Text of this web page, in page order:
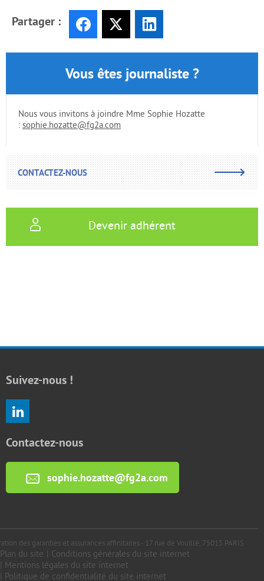
Partager :
Facebook
Vous êtes journaliste ?
Nous vous invitons à joindre Mme Sophie Hozatte
: sophie.hozatte@fg2a.com
CONTACTEZ-NOUS
Devenir adhérent
Suivez-nous !
Contactez-nous
sophie.hozatte@fg2a.com
des garanties et assurances affinitaires - 17 rue de Vouillé, 75015 PARIS
Plan du site
Conditions générales du site internet
Mentions légales du site internet
Politique de confidentialité du site internet